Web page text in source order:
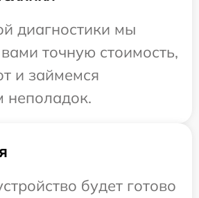
диагностики мы
точную стоимость,
и займемся
неполадок.
будет готово